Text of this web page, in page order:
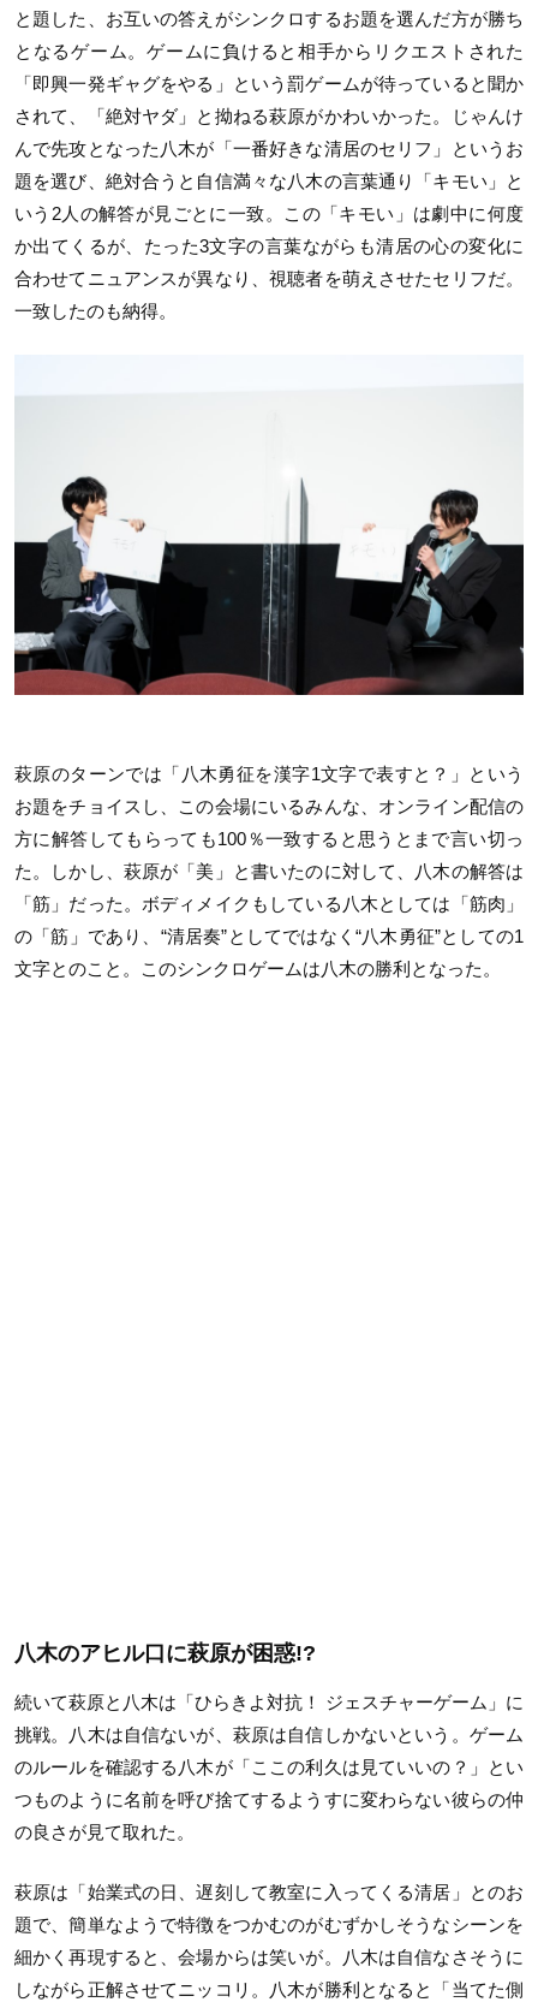
と題した、お互いの答えがシンクロするお題を選んだ方が勝ち
となるゲーム。ゲームに負けると相手からリクエストされた
「即興一発ギャグをやる」という罰ゲームが待っていると聞か
されて、「絶対ヤダ」と拗ねる萩原がかわいかった。じゃんけ
んで先攻となった八木が「一番好きな清居のセリフ」というお
題を選び、絶対合うと自信満々な八木の言葉通り「キモい」と
いう2人の解答が見ごとに一致。この「キモい」は劇中に何度
か出てくるが、たった3文字の言葉ながらも清居の心の変化に
合わせてニュアンスが異なり、視聴者を萌えさせたセリフだ。
一致したのも納得。
萩原のターンでは「八木勇征を漢字1文字で表すと？」という
お題をチョイスし、この会場にいるみんな、オンライン配信の
方に解答してもらっても100％一致すると思うとまで言い切っ
た。しかし、萩原が「美」と書いたのに対して、八木の解答は
「筋」だった。ボディメイクもしている八木としては「筋肉」
の「筋」であり、“清居奏”としてではなく“八木勇征”としての1
文字とのこと。このシンクロゲームは八木の勝利となった。
八木のアヒル口に萩原が困惑!?
続いて萩原と八木は「ひらきよ対抗！ ジェスチャーゲーム」に
挑戦。八木は自信ないが、萩原は自信しかないという。ゲーム
のルールを確認する八木が「ここの利久は見ていいの？」とい
つものように名前を呼び捨てするようすに変わらない彼らの仲
の良さが見て取れた。
萩原は「始業式の日、遅刻して教室に入ってくる清居」とのお
題で、簡単なようで特徴をつかむのがむずかしそうなシーンを
細かく再現すると、会場からは笑いが。八木は自信なさそうに
しながら正解させてニッコリ。八木が勝利となると「当てた側